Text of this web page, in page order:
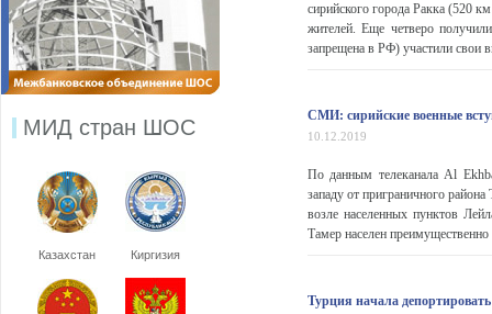
МИД стран ШОС
Казахстан Киргизия
сирийского города Ракка (520
жителей. Еще четверо
запрещена в РФ) участили свои
СМИ: сирийские военные
10.12.2019
По данным телеканала Al
западу от приграничного
возле населенных пунктов
Тамер населен
Турция начала